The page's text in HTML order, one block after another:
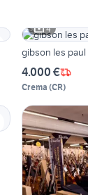
4
gibson les
4.000 €
Crema (CR)